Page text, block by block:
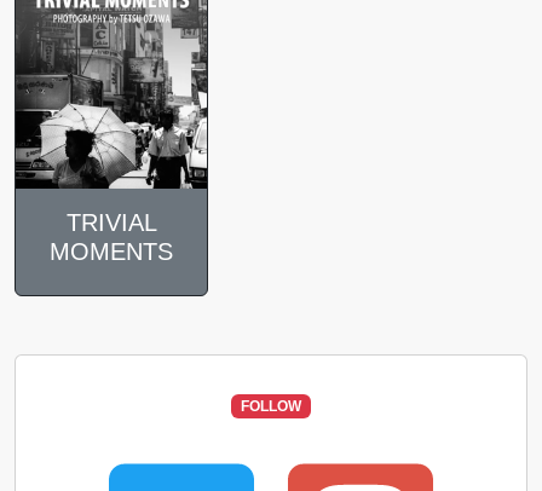
TRIVIAL
MOMENTS
FOLLOW